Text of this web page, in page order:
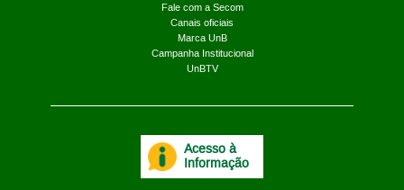
Fale com a Secom
Canais oficiais
Marca UnB
Campanha Institucional
UnBTV
Acesso à
Informação